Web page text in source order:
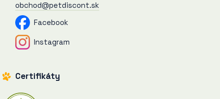
obchod@petdiscont.sk
Facebook
Instagram
Certifikáty